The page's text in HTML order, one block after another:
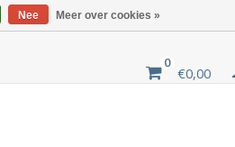
0
€0,00
Nee Meer over cookies »